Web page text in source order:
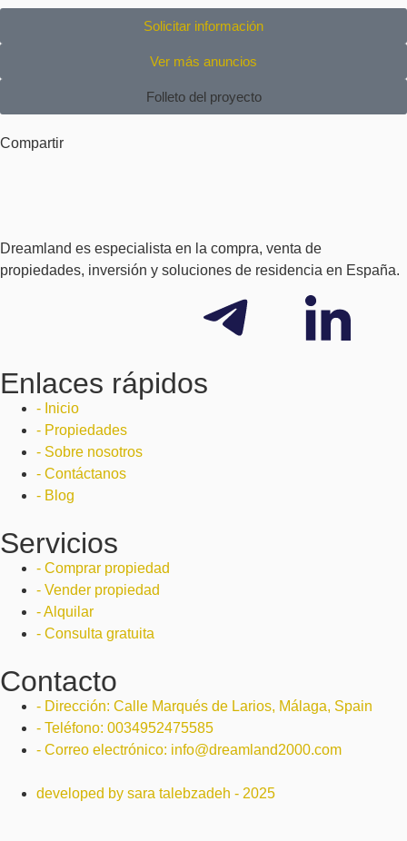
Solicitar información
Ver más anuncios
Folleto del proyecto
Compartir
Dreamland es especialista en la compra, venta de
propiedades, inversión y soluciones de residencia en España.
Enlaces rápidos
- Inicio
- Propiedades
- Sobre nosotros
- Contáctanos
- Blog
Servicios
- Comprar propiedad
- Vender propiedad
- Alquilar
- Consulta gratuita
Contacto
- Dirección: Calle Marqués de Larios, Málaga, Spain
- Teléfono: 0034952475585
- Correo electrónico: info@dreamland2000.com
developed by sara talebzadeh - 2025